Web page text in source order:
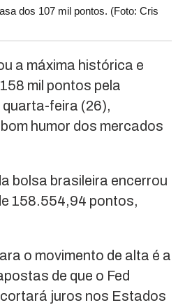
dos 107 mil pontos. (Foto: Cris
a máxima histórica e
mil pontos pela
feira (26),
humor dos mercados
bolsa brasileira encerrou
158.554,94 pontos,
o movimento de alta é a
de que o Fed
juros nos Estados